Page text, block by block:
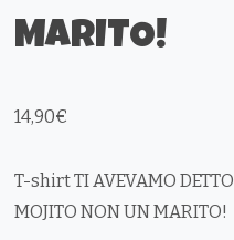
MARITO!
14,90€
T-shirt TI AVEVAMO
MOJITO NON UN MARITO!